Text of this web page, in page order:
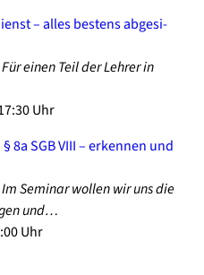
– alles bes­tens abge­si­
einen Teil der Leh­rer in
Uhr
8a SGB VIII – erken­nen und
Semi­nar wol­len wir uns die
und…
Uhr